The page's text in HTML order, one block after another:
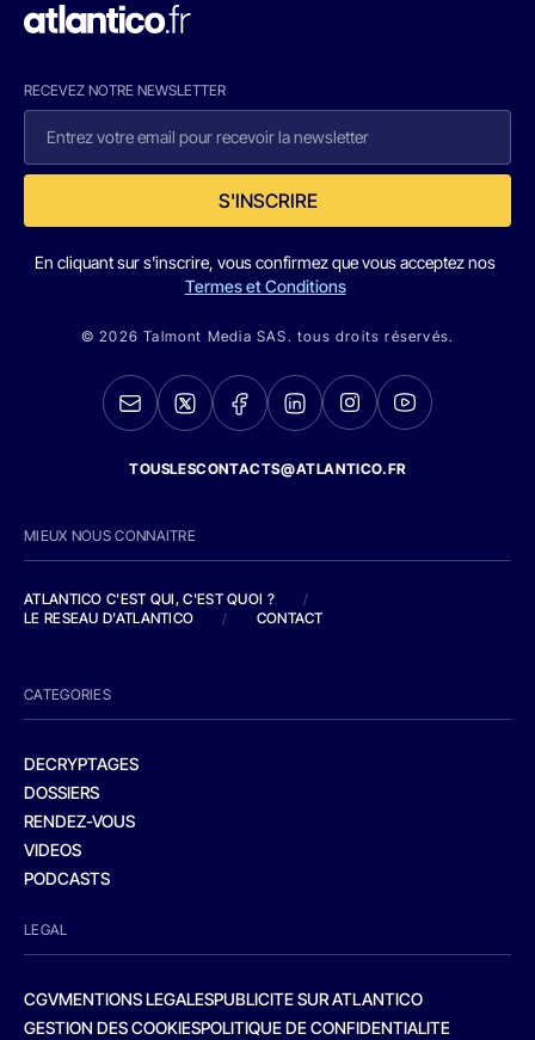
RECEVEZ NOTRE NEWSLETTER
S'INSCRIRE
En cliquant sur s'inscrire, vous confirmez que vous acceptez nos
Termes et Conditions
© 2026 Talmont Media SAS. tous droits réservés.
TOUSLESCONTACTS@ATLANTICO.FR
MIEUX NOUS CONNAITRE
ATLANTICO C'EST QUI, C'EST QUOI ?
/
LE RESEAU D'ATLANTICO
/ CONTACT
CATEGORIES
DECRYPTAGES
DOSSIERS
RENDEZ-VOUS
VIDEOS
PODCASTS
LEGAL
CGVMENTIONS LEGALESPUBLICITE SUR ATLANTICO
GESTION DES COOKIESPOLITIQUE DE CONFIDENTIALITE